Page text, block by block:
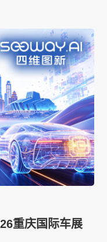
重庆国际车展